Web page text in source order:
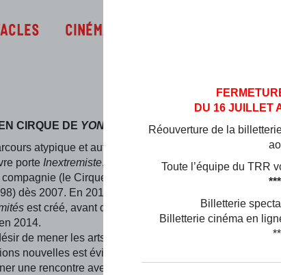
DU 16 JUILLET
Réouverture de la
Toute l’équipe du TRR
Billetterie
Billetterie cinéma en
Cinéma
CIRQUE DE YONGOY
ÉLY
atypique et autodidacte, Yann
porte Inextremiste, le premier spectacle
(le Cirque Inextremiste, créée
dès 2007. En 2012, le spectacle
est créé, avant d’être doté d’un second
2014.
de mener les arts du cirque dans des
nouvelles est évident lorsqu’on le voit
une rencontre avec la Fanfare de jazz